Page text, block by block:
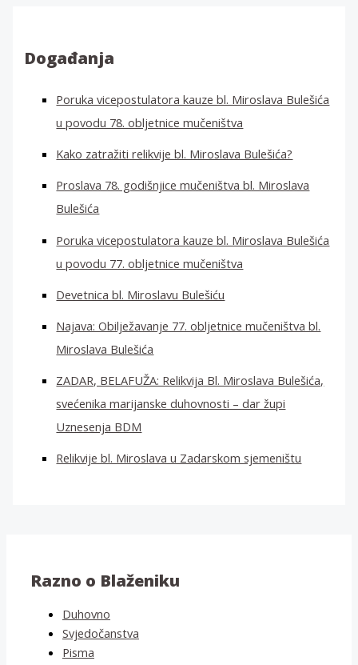
:Događanja
Poruka vicepostulatora kauze bl. Miroslava Bulešića
u povodu 78. obljetnice mučeništva
Kako zatražiti relikvije bl. Miroslava Bulešića?
Proslava 78. godišnjice mučeništva bl. Miroslava
Bulešića
Poruka vicepostulatora kauze bl. Miroslava Bulešića
u povodu 77. obljetnice mučeništva
Devetnica bl. Miroslavu Bulešiću
Najava: Obilježavanje 77. obljetnice mučeništva bl.
Miroslava Bulešića
ZADAR, BELAFUŽA: Relikvija Bl. Miroslava Bulešića,
svećenika marijanske duhovnosti – dar župi
Uznesenja BDM
Relikvije bl. Miroslava u Zadarskom sjemeništu
Razno o Blaženiku
Duhovno
Svjedočanstva
Pisma